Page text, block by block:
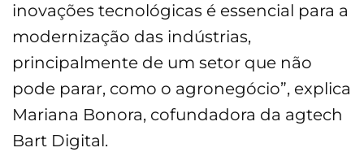
inovações tecnológicas é essencial para a
modernização das indústrias,
principalmente de um setor que não
pode parar, como o agronegócio”, explica
Mariana Bonora, cofundadora da agtech
Bart Digital.